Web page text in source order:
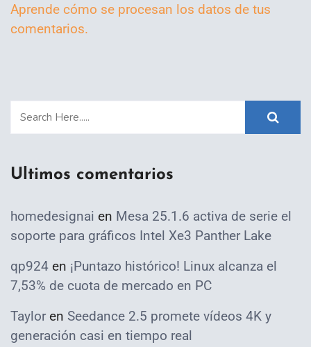
Aprende cómo se procesan los datos de tus
comentarios.
Ultimos comentarios
homedesignai en Mesa 25.1.6 activa de serie el
soporte para gráficos Intel Xe3 Panther Lake
qp924 en ¡Puntazo histórico! Linux alcanza el
7,53% de cuota de mercado en PC
Taylor en Seedance 2.5 promete vídeos 4K y
generación casi en tiempo real